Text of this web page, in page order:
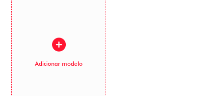
Adicionar modelo